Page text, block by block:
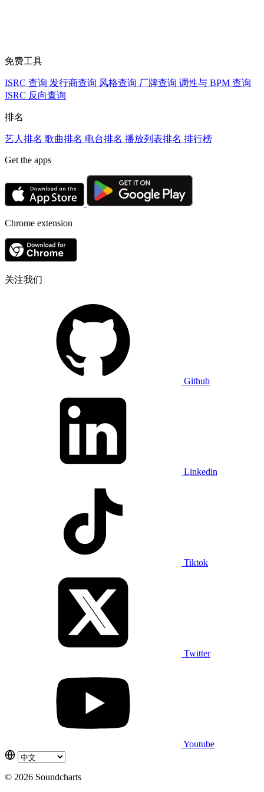
免费工具
ISRC 查询 发行商查询 风格查询 厂牌查询 调性与 BPM 查询
ISRC 反向查询
排名
艺人排名 歌曲排名 电台排名 播放列表排名 排行榜
Get the apps
Chrome extension
关注我们
Github
Linkedin
Tiktok
Twitter
Youtube
© 2026 Soundcharts